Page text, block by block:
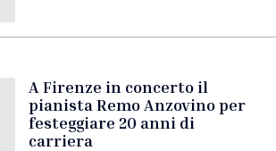
A Firenze in concerto il
pianista Remo Anzovino per
festeggiare 20 anni di
carriera